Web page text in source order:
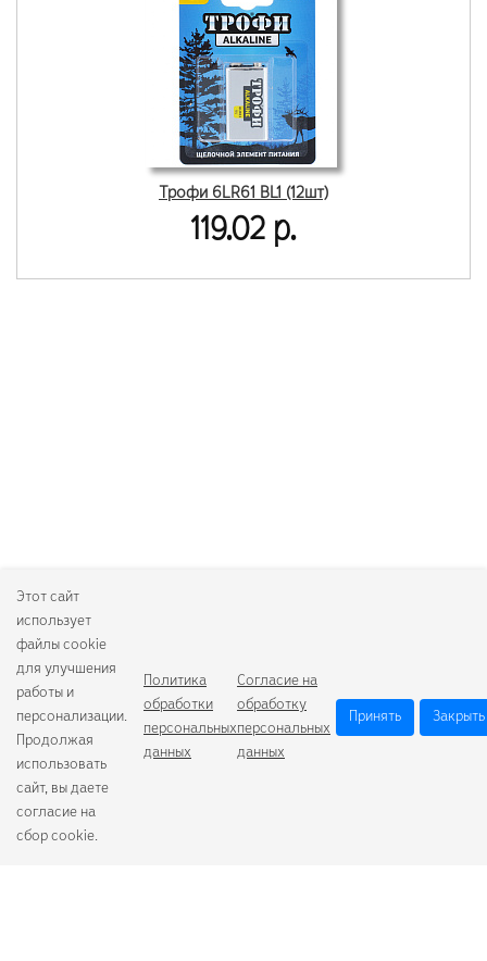
Трофи 6LR61 BL1 (12шт)
119.02 р.
Этот сайт
использует
файлы cookie
для улучшения
работы и
персонализации.
Продолжая
использовать
сайт, вы даете
согласие на
сбор cookie.
Политика
обработки
персональных
данных
Согласие на
обработку
персональных
данных
Принять Закрыть